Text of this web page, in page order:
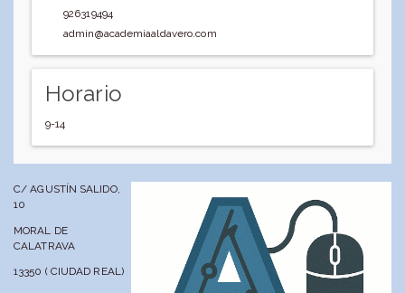
926319494
admin@academiaaldavero.com
Horario
9-14
C/ AGUSTÍN SALIDO,
10
MORAL DE
CALATRAVA
13350 ( CIUDAD REAL)